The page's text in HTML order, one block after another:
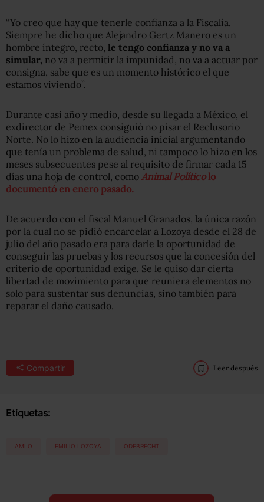
“Yo creo que hay que tenerle confianza a la Fiscalía.
Siempre he dicho que Alejandro Gertz Manero es un
hombre íntegro, recto, le tengo confianza y no va a
simular, no va a permitir la impunidad, no va a actuar por
consigna, sabe que es un momento histórico el que
estamos viviendo”.
Durante casi año y medio, desde su llegada a México, el
exdirector de Pemex consiguió no pisar el Reclusorio
Norte. No lo hizo en la audiencia inicial argumentando
que tenía un problema de salud, ni tampoco lo hizo en los
meses subsecuentes pese al requisito de firmar cada 15
días una hoja de control, como Animal Políticolo
documentó en enero pasado.
De acuerdo con el fiscal Manuel Granados, la única razón
por la cual no se pidió encarcelar a Lozoya desde el 28 de
julio del año pasado era para darle la oportunidad de
conseguir las pruebas y los recursos que la concesión del
criterio de oportunidad exige. Se le quiso dar cierta
libertad de movimiento para que reuniera elementos no
solo para sustentar sus denuncias, sino también para
reparar el daño causado.
Compartir Leer después
Etiquetas:
AMLO EMILIO LOZOYA ODEBRECHT